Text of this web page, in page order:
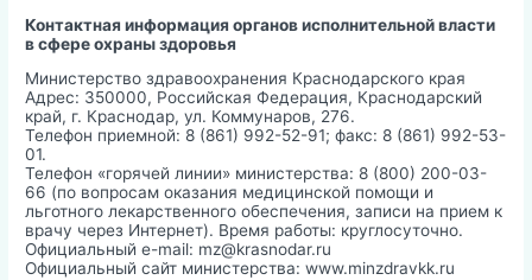
Контактная информация органов исполнительной власти
в сфере охраны здоровья
Министерство здравоохранения Краснодарского края
Адрес: 350000, Российская Федерация, Краснодарский
край, г. Краснодар, ул. Коммунаров, 276.
Телефон приемной: 8 (861) 992-52-91; факс: 8 (861) 992-53-
01.
Телефон «горячей линии» министерства: 8 (800) 200-03-
66 (по вопросам оказания медицинской помощи и
льготного лекарственного обеспечения, записи на прием к
врачу через Интернет). Время работы: круглосуточно.
Официальный e-mail: mz@krasnodar.ru
Официальный сайт министерства: www.minzdravkk.ru